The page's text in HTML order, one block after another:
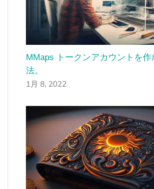
MMaps トークンアカウントを
法。
1月 8, 2022